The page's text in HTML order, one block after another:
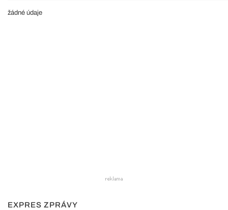
žádné údaje
EXPRES ZPRÁVY